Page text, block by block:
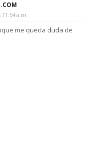
a.m.
me queda duda de